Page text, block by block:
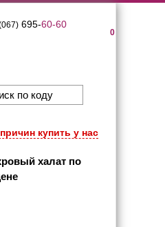
0
695-60-60
купить у нас
халат по